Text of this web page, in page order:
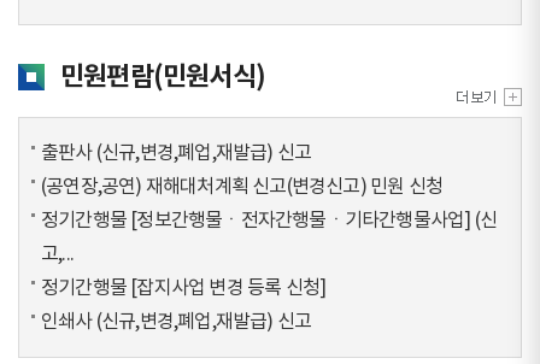
민원편람(민원서식)
출판사 (신규,변경,폐업,재발급) 신고
(공연장,공연) 재해대처계획 신고(변경신고) 민원 신청
정기간행물 [정보간행물ㆍ전자간행물ㆍ기타간행물사업] (신
고,...
정기간행물 [잡지사업 변경 등록 신청]
인쇄사 (신규,변경,폐업,재발급) 신고